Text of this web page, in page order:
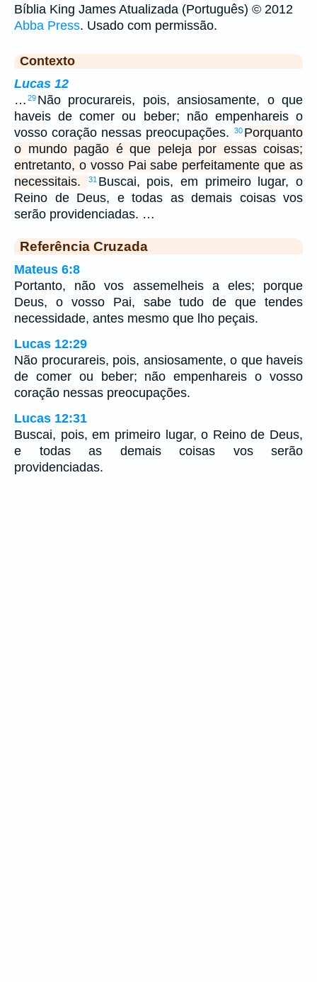
Bíblia King James Atualizada (Português) © 2012
Abba Press. Usado com permissão.
Contexto
Lucas 12
… 29 Não procurareis, pois, ansiosamente, o que
haveis de comer ou beber; não empenhareis o
vosso coração nessas preocupações.
30 Porquanto
o mundo pagão é que peleja por essas coisas;
entretanto, o vosso Pai sabe perfeitamente que as
necessitais.
31 Buscai, pois, em primeiro lugar, o
Reino de Deus, e todas as demais coisas vos
serão providenciadas. …
Referência Cruzada
Mateus 6:8
Portanto, não vos assemelheis a eles; porque
Deus, o vosso Pai, sabe tudo de que tendes
necessidade, antes mesmo que lho peçais.
Lucas 12:29
Não procurareis, pois, ansiosamente, o que haveis
de comer ou beber; não empenhareis o vosso
coração nessas preocupações.
Lucas 12:31
Buscai, pois, em primeiro lugar, o Reino de Deus,
e todas as demais coisas vos serão
providenciadas.